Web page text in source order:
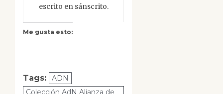
escrito en sánscrito.
Me gusta esto:
Tags:
ADN
Colección AdN Alianza de